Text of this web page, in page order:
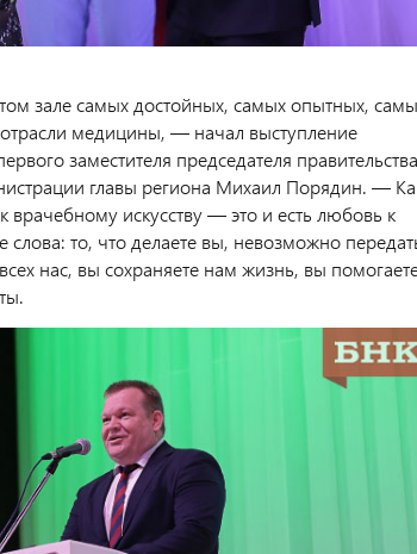
зале самых достойных, самых опытных,
медицины, — начал выступление
заместителя председателя правительства
главы региона Михаил Порядин. —
врачебному искусству — это и есть любовь к
слова: то, что делаете вы, невозможно
нас, вы сохраняете нам жизнь, вы